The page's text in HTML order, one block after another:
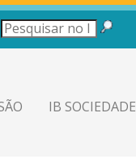
IB SOCIEDADE